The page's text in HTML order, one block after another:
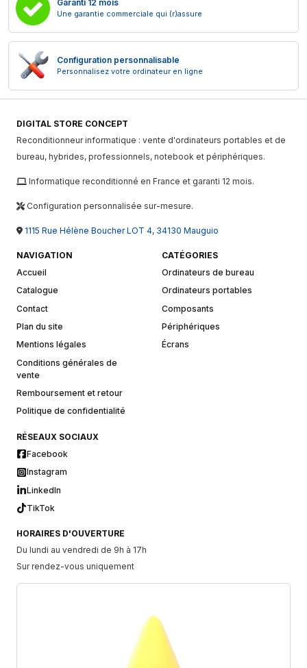
Garanti 12 mois
Une garantie commerciale qui (r)assure
Configuration personnalisable
Personnalisez votre ordinateur en ligne
DIGITAL STORE CONCEPT
Reconditionneur informatique : vente d'ordinateurs portables et de
bureau, hybrides, professionnels, notebook et périphériques.
Informatique reconditionné en France et garanti 12 mois.
Configuration personnalisée sur-mesure.
1115 Rue Hélène Boucher LOT 4, 34130 Mauguio
NAVIGATION
Accueil
Catalogue
Contact
Plan du site
Mentions légales
Conditions générales de
vente
Remboursement et retour
Politique de confidentialité
CATÉGORIES
Ordinateurs de bureau
Ordinateurs portables
Composants
Périphériques
Écrans
RÉSEAUX SOCIAUX
Facebook
Instagram
LinkedIn
TikTok
HORAIRES D'OUVERTURE
Du lundi au vendredi de 9h à 17h
Sur rendez-vous uniquement